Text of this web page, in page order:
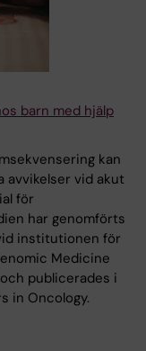
barn med hjälp
kan
avvikelser vid akut
för
har genomförts
institutionen för
Medicine
publicerades i
in Oncology.